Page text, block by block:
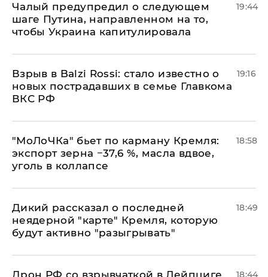
Чалый предупредил о следующем
шаге Путина, направленном на то,
чтобы Украина капитулировала
19:44
Взрыв в Balzi Rossi: стало известно о
новых пострадавших в семье Главкома
ВКС РФ
19:16
​"МоЛоЧКа" бьет по карману Кремля:
экспорт зерна −37,6 %, масла вдвое,
уголь в коллапсе
18:58
Дикий рассказал о последней
неядерной "карте" Кремля, которую
будут активно "разыгрывать"
18:49
​Дрон РФ со взрывчаткой в Лейпциге
18:44